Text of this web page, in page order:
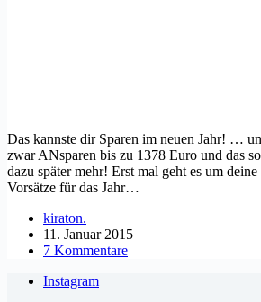
Das kannste dir Sparen im neuen Jahr! …
zwar ANsparen bis zu 1378 Euro und das
dazu später mehr! Erst mal geht es um
Vorsätze für das Jahr…
kiraton.
11. Januar 2015
7 Kommentare
Instagram